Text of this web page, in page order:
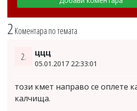
2 Коментара по темата
2. ццц
05.01.2017 22:33:01
този кмет направо се оплете
калчища.